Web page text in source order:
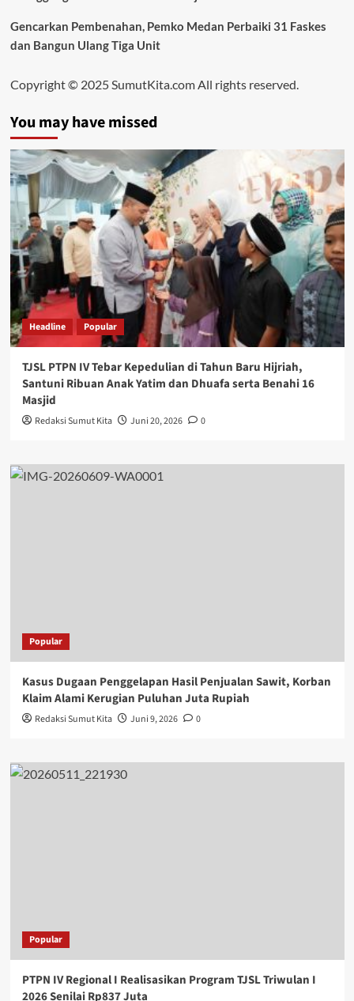
Gencarkan Pembenahan, Pemko Medan Perbaiki 31 Faskes
dan Bangun Ulang Tiga Unit
Copyright © 2025 SumutKita.com All rights reserved.
You may have missed
Headline Popular
TJSL PTPN IV Tebar Kepedulian di Tahun Baru Hijriah,
Santuni Ribuan Anak Yatim dan Dhuafa serta Benahi 16
Masjid
Redaksi Sumut Kita Juni 20, 2026 0
Popular
Kasus Dugaan Penggelapan Hasil Penjualan Sawit, Korban
Klaim Alami Kerugian Puluhan Juta Rupiah
Redaksi Sumut Kita Juni 9, 2026 0
Popular
PTPN IV Regional I Realisasikan Program TJSL Triwulan I
2026 Senilai Rp837 Juta